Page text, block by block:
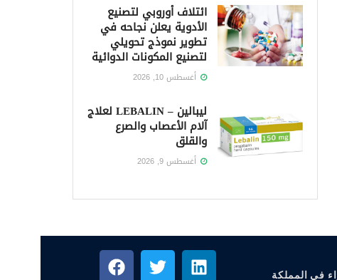
ائتلاف أوروبي لتصنيع
الأدوية يعلن نجاحه في
تطوير نموذج تحويلي
لتصنيع المكونات الدوائية
أغسطس 10, 2026
ليبالين – LEBALIN لعلاج
آلام الأعصاب والصرع
والقلق
أغسطس 9, 2026
في المملكة